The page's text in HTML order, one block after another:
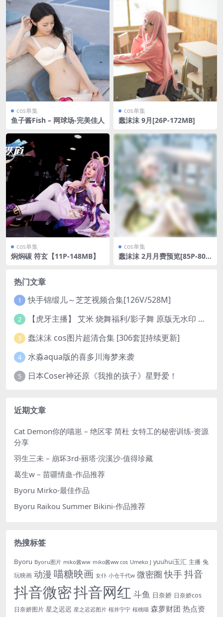
cos单集
鱼子酱Fish – 网球场-完美佳人
cos单集
蠢沫沫 9月[26P-172MB]
cos单集
焖焖碳 符玄【11P-148MB】
cos单集
蠢沫沫 2月月费预览[85P-806
热门文章
1 快手锦缎儿～芝芝视频合集[126V/528M]
2 【虎牙主播】 艾米 烧舞福利/影子舞 原版无水印 （1v/130m）
3 蠢沫沫 cos图片超清合集 [306套][持续更新]
4 水淼aqua版的喜多川海梦来袭
5 日本Coser神还原《我推的孩子》星野爱！
近期文章
Cat Demon你的喵崽 – 绝区零 简杜 女特工的秘密训练-资源
分享
羽生三未 – 崩坏3rd-丽塔·浣溪沙-值得珍藏
葛生w – 苗疆情蛊-作品推荐
Byoru Mirko-最佳作品
Byoru Raikou Summer Bikini-作品推荐
热搜标签
Byoru Byoru图片 miko酱ww miko酱ww cos Umeko J yuuhui玉汇 主播 兔
玩映画 动漫 喵糖映画 女仆 小仓千代w 微密圈 快手抖音
抖音微密抖音网红 斗鱼 日奈娇 日奈娇cos
日奈娇图片 星之迟迟 星之迟迟图片 桜井宁宁 桜桃喵 森萝财团 热点资